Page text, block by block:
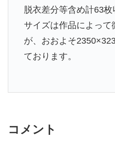
脱衣差分等含め計63枚
サイズは作品によって
が、おおよそ
ております。
コメント